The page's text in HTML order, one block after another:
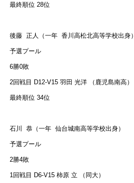
最終順位 28位
後藤 正人（一年 香川高松北高等学校出身）
予選プール
6勝0敗
2回戦目 D12-V15 羽田 光洋 （鹿児島南高）
最終順位 34位
石川 恭（一年 仙台城南高等学校出身）
予選プール
2勝4敗
1回戦目 D6-V15 柿原 立 （同大）